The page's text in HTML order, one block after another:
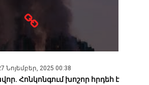
Նոյեմբեր, 2025 00:38
Հոնկոնգում խոշոր հրդեհ է